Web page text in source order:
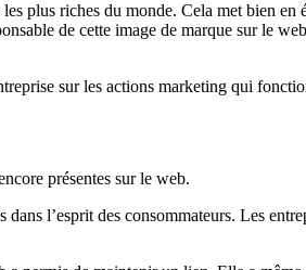
plus riches du monde. Cela met bien en
de cette image de marque sur le
sur les actions marketing qui
présentes sur le web.
l’esprit des consommateurs. Les